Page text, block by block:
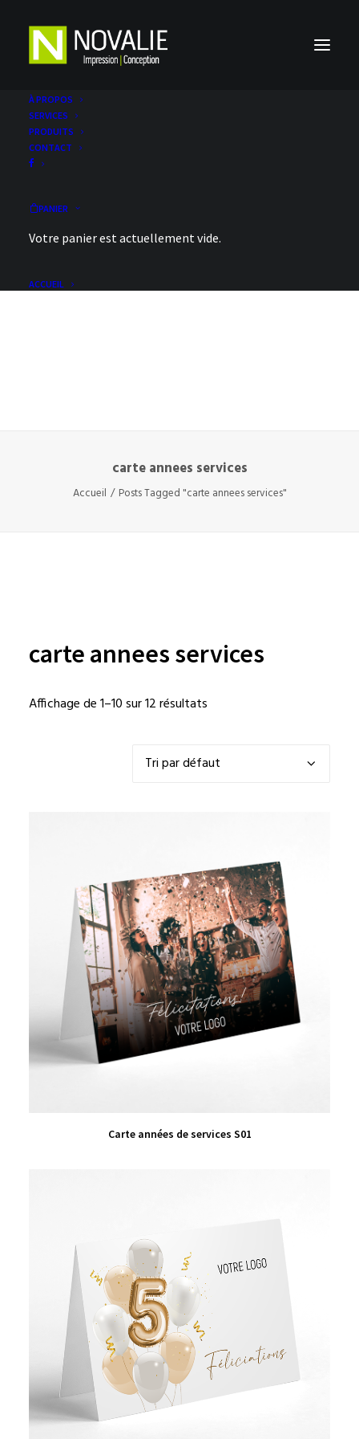
À PROPOS
SERVICES
PRODUITS
CONTACT
PANIER
Votre panier est actuellement vide.
ACCUEIL
carte annees services
Accueil Posts Tagged "carte annees services"
carte annees services
Affichage de 1–10 sur 12 résultats
VIEW PRODUCT
Carte années de services S01